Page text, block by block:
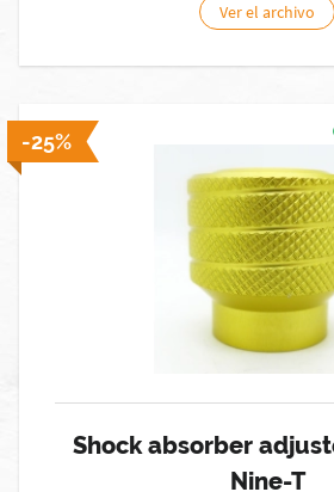
Ver el archivo
-25%
Shock absorber
Nine-T